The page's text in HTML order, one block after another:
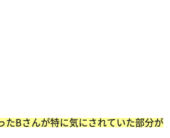
たBさんが特に気にされていた部分が